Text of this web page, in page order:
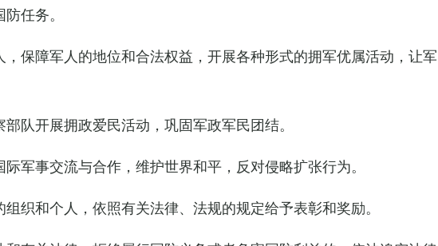
任务。
保障军人的地位和合法权益，开展各种形式的拥军优属活动，让军
队开展拥政爱民活动，巩固军政军民团结。
军事交流与合作，维护世界和平，反对侵略扩张行为。
织和个人，依照有关法律、法规的规定给予表彰和奖励。